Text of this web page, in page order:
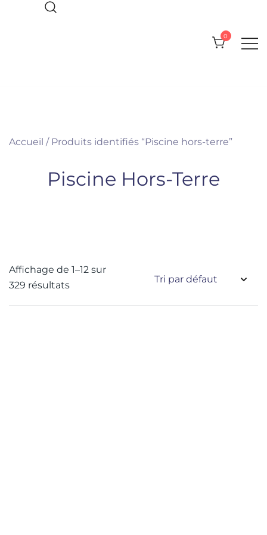
0
Accueil / Produits identifiés “Piscine hors-terre”
Piscine Hors-Terre
Affichage de 1–12 sur
329 résultats